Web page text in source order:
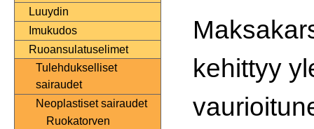
Luuydin
Imukudos
Ruoansulatuselimet
Tulehdukselliset
sairaudet
Neoplastiset sairaudet
Ruokatorven
kehittyy